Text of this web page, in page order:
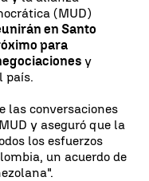
(MUD)
en Santo
para
y
país.
las conversaciones
y aseguró que la
los esfuerzos
un acuerdo de